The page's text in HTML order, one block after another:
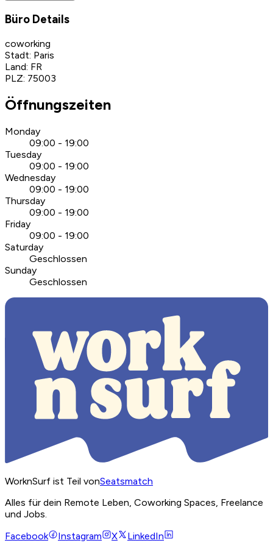
Büro Details
coworking
Stadt: Paris
Land: FR
PLZ: 75003
Öffnungszeiten
Monday
09:00 - 19:00
Tuesday
09:00 - 19:00
Wednesday
09:00 - 19:00
Thursday
09:00 - 19:00
Friday
09:00 - 19:00
Saturday
Geschlossen
Sunday
Geschlossen
WorknSurf ist Teil vonSeatsmatch
Alles für dein Remote Leben, Coworking Spaces, Freelance
und Jobs.
Facebook
Instagram X LinkedIn